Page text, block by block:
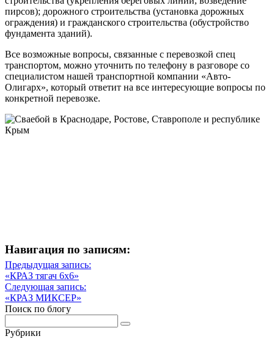
пирсов); дорожного строительства (установка дорожных
ограждения) и гражданского строительства (обустройство
фундамента зданий).
Все возможные вопросы, связанные с перевозкой спец
транспортом, можно уточнить по телефону в разговоре со
специалистом нашей транспортной компании «Авто-
Олигарх», который ответит на все интересующие вопросы по
конкретной перевозке.
Навигация по записям:
Навигация
по
записям
Предыдущая запись:
Предыдущая
запись
«КРАЗ тягач 6х6»
Следующая запись:
Следующая
запись
«КРАЗ МИКСЕР»
Поиск по блогу
Рубрики